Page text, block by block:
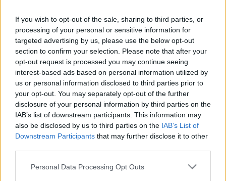
If you wish to opt-out of the sale, sharing to third parties, or
processing of your personal or sensitive information for
targeted advertising by us, please use the below opt-out
section to confirm your selection. Please note that after your
opt-out request is processed you may continue seeing
interest-based ads based on personal information utilized by
us or personal information disclosed to third parties prior to
your opt-out. You may separately opt-out of the further
disclosure of your personal information by third parties on the
IAB’s list of downstream participants. This information may
also be disclosed by us to third parties on the IAB’s List of
Downstream Participants that may further disclose it to other
Please note that this website/app uses one or more Google
Personal Data Processing Opt Outs
2022. július. 21. 11:07
A kisebb helyszínek között is van nézni- és hallgatnivaló bőven.
JUSTIN BIEBER BIZTOSAN JÖN A SZIGETRE
2022. július. 19. 14:09
Az énekes júniusban egy arcbénulással járó betegség miatt több
koncertjét lemondta, most bejelentette: visszatér a színpadra.
ELKÉPESZTŐ SOK MAGYAR FELLÉPŐT
JELENTETTEK BE A SZIGET SZERVEZŐI
Megújítják a fesztivál magyar zenei koncepcióját és kínálatát.
2022. május. 24. 17:24